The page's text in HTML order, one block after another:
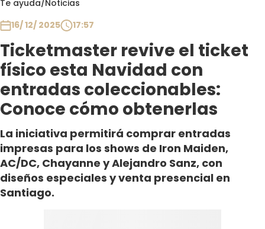
Te ayuda/Noticias
16/ 12/ 2025
17:57
Ticketmaster revive el ticket
físico esta Navidad con
entradas coleccionables:
Conoce cómo obtenerlas
La iniciativa permitirá comprar entradas
impresas para los shows de Iron Maiden,
AC/DC, Chayanne y Alejandro Sanz, con
diseños especiales y venta presencial en
Santiago.
Club De La Comedia
Contigo en Directo
Plan Perfecto
El Tiempo
Sabingo
Todos Los Programas